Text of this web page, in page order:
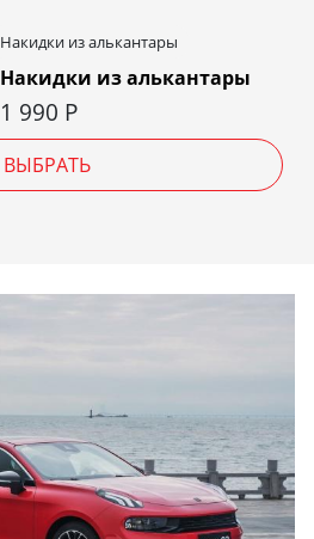
Накидки из алькантары
Накидки из алькантары
1 990 Р
ВЫБРАТЬ